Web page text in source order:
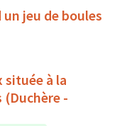
création d un jeu de boules
située à la
-